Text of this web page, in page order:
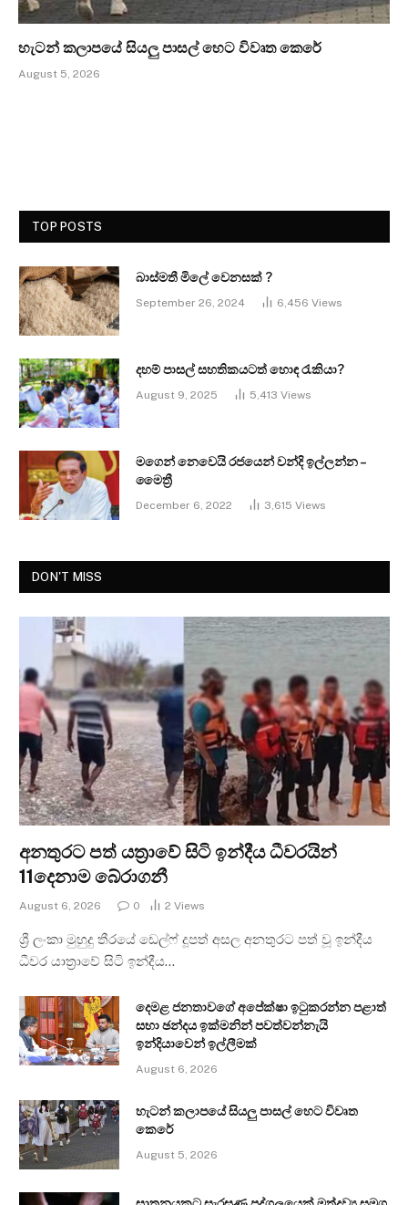
හැටන් කලාපයේ සියලු පාසල් හෙට විවෘත කෙරේ
August 5, 2026
TOP POSTS
බාස්මතී මිලේ වෙනසක් ?
September 26, 2024 6,456 Views
දහම් පාසල් සහතිකයටත් හොඳ රැකියා?
August 9, 2025 5,413 Views
මගෙන් නෙවෙයි රජයෙන් වන්දි ඉල්ලන්න –
මෛත්‍රී
December 6, 2022 3,615 Views
DON'T MISS
අනතුරට පත් යත්‍රාවේ සිටි ඉන්දීය ධීවරයින්
11දෙනාම බේරාගනී
August 6, 2026 0 2 Views
ශ්‍රී ලංකා මුහුදු තීරයේ ඩෙල්ෆ් දූපත් අසල අනතුරට පත් වූ ඉන්දීය
ධීවර යාත්‍රාවේ සිටි ඉන්දීය…
දෙමළ ජනතාවගේ අපේක්ෂා ඉටුකරන්න පළාත්
සභා ඡන්දය ඉක්මනින් පවත්වන්නැයි
ඉන්දියාවෙන් ඉල්ලීමක්
August 6, 2026
හැටන් කලාපයේ සියලු පාසල් හෙට විවෘත
කෙරේ
August 5, 2026